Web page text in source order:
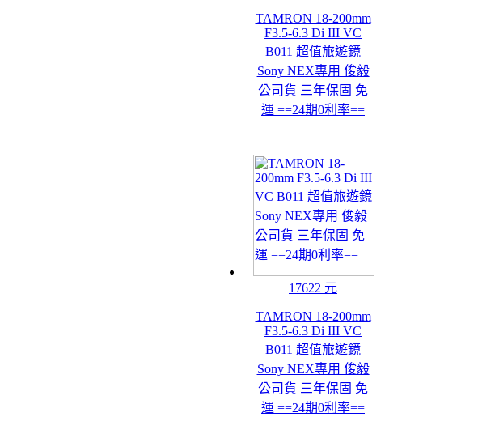
TAMRON 18-200mm
F3.5-6.3 Di III VC
B011 超值旅遊鏡
Sony NEX專用 俊毅
公司貨 三年保固 免
運 ==24期0利率==
17622 元
TAMRON 18-200mm
F3.5-6.3 Di III VC
B011 超值旅遊鏡
Sony NEX專用 俊毅
公司貨 三年保固 免
運 ==24期0利率==